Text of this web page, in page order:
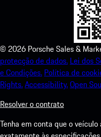
© 2026 Porsche Sales &
protecção de dados. Lei dos
e Condições. Política de
Rights.Accessibility.Open
Resolver o contrato
Tenha em conta que o